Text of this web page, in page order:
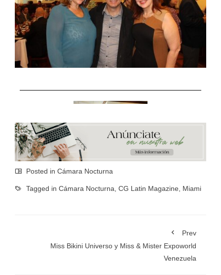
Posted in Cámara Nocturna
Tagged in Cámara Nocturna CG Latin Magazine Miami
Prev
Miss Bikini Universo y Miss & Mister Expoworld
Venezuela